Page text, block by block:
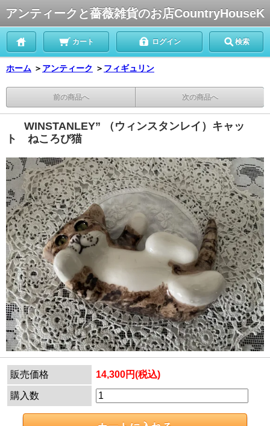
アンティークと薔薇雑貨のお店CountryHouseK
カート ログイン 検索
ホーム ＞ アンティーク ＞ フィギュリン
前の商品へ 次の商品へ
WINSTANLEY” （ウィンスタンレイ）キャッ
ト ねころび猫
販売価格 14,300円(税込)
購入数